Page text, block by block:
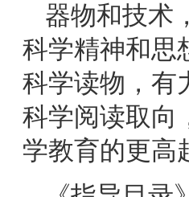
器物和技术
科学精神和思
科学读物，有
科学阅读取向
学教育的更高